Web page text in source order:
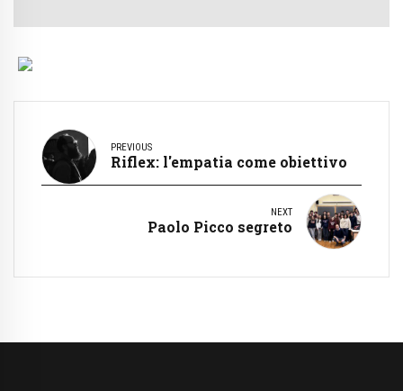
PREVIOUS
Riflex: l'empatia come obiettivo
NEXT
Paolo Picco segreto